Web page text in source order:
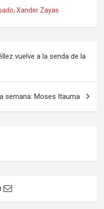
, Xander Zayas
vuelve a la senda de la
semana: Moses Itauma
Correo electrónico